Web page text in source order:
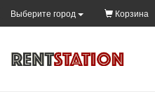
Выберите город Корзина